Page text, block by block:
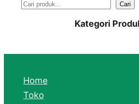
S
r
h
Cari
Kategori
Home
Toko